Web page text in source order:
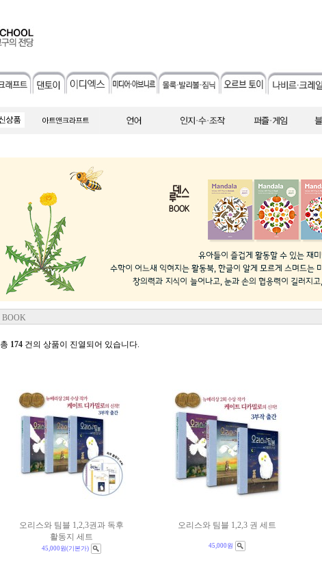
BOOK
총 174 건의 상품이 진열되어 있습니다.
오리스와 팀블 1,2,3권과 독후
활동지 세트
45,000원(기본가)
오리스와 팀블 1,2,3 권 세트
45,000원